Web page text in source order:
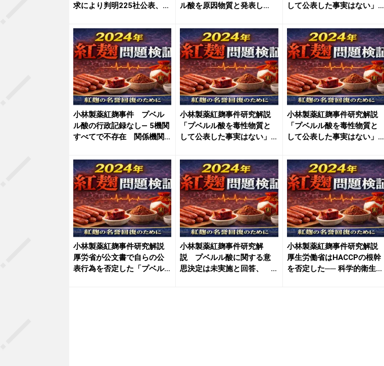
求により判明225社公表、意
ル酸を原因物質と発表し
して公表した事実はない」─
小林製薬紅麹事件 プベル
ル酸の行政記録なし― 5機関
すべてで不存在 関係機関
小林製薬紅麹事件研究解説
「プベルル酸を毒性物質と
して公表した事実はない」─
小林製薬紅麹事件研究解説
「プベルル酸を毒性物質と
して公表した事実はない」
小林製薬紅麹事件研究解説
厚労省が公文書で自らの公
表行為を否定した「プベル
小林製薬紅麹事件研究解
説 プベルル酸に関する意
思決定は未実施と回答、
小林製薬紅麹事件研究解説
厚生労働省はHACCPの根幹
を否定した── 科学的衛生...